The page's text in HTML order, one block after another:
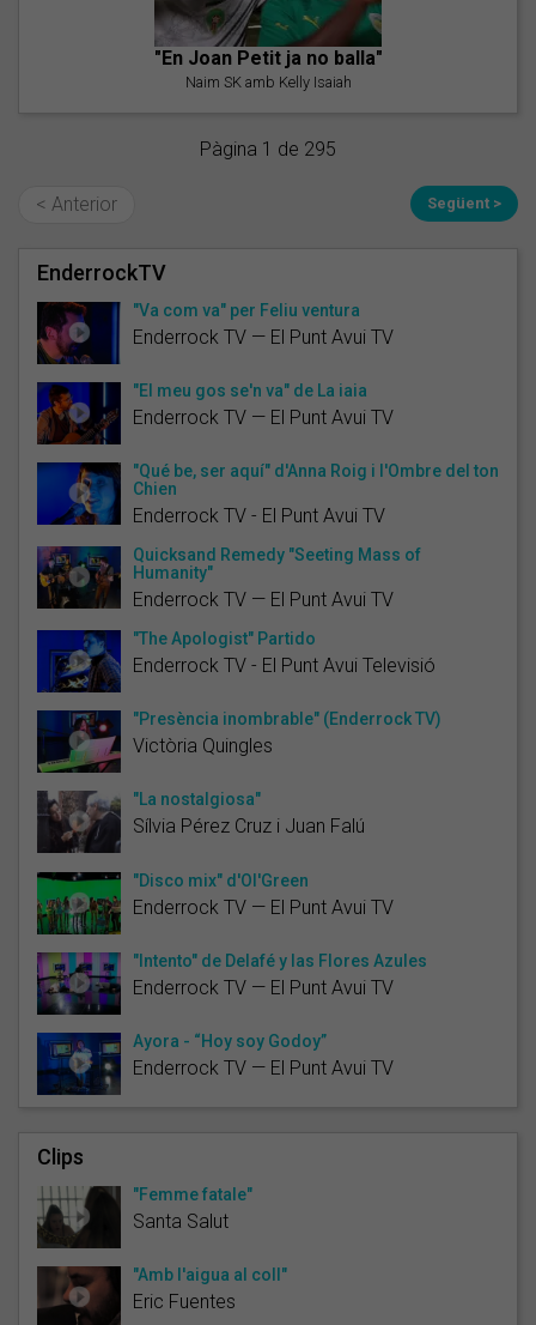
"En Joan Petit ja no balla"
Naim SK amb Kelly Isaiah
Pàgina 1 de 295
< Anterior Següent >
EnderrockTV
"Va com va" per Feliu ventura
Enderrock TV — El Punt Avui TV
"El meu gos se'n va" de La iaia
Enderrock TV — El Punt Avui TV
"Qué be, ser aquí" d'Anna Roig i l'Ombre del ton
Chien
Enderrock TV - El Punt Avui TV
Quicksand Remedy "Seeting Mass of
Humanity"
Enderrock TV — El Punt Avui TV
"The Apologist" Partido
Enderrock TV - El Punt Avui Televisió
"Presència inombrable" (Enderrock TV)
Victòria Quingles
"La nostalgiosa"
Sílvia Pérez Cruz i Juan Falú
"Disco mix" d'Ol'Green
Enderrock TV — El Punt Avui TV
"Intento" de Delafé y las Flores Azules
Enderrock TV — El Punt Avui TV
Ayora - “Hoy soy Godoy”
Enderrock TV — El Punt Avui TV
Clips
"Femme fatale"
Santa Salut
"Amb l'aigua al coll"
Eric Fuentes